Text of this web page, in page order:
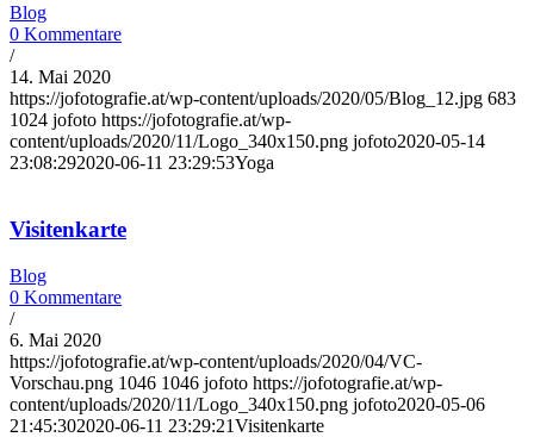
Blog
0 Kommentare
/
14. Mai 2020
https://jofotografie.at/wp-content/uploads/2020/05/Blog_12.jpg 683
1024 jofoto https://jofotografie.at/wp-
content/uploads/2020/11/Logo_340x150.png jofoto2020-05-14
23:08:292020-06-11 23:29:53Yoga
Visitenkarte
Blog
0 Kommentare
/
6. Mai 2020
https://jofotografie.at/wp-content/uploads/2020/04/VC-
Vorschau.png 1046 1046 jofoto https://jofotografie.at/wp-
content/uploads/2020/11/Logo_340x150.png jofoto2020-05-06
21:45:302020-06-11 23:29:21Visitenkarte